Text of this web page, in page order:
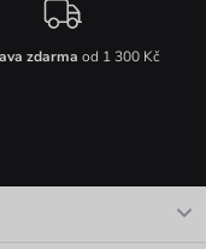
zdarma od 1 300 Kč